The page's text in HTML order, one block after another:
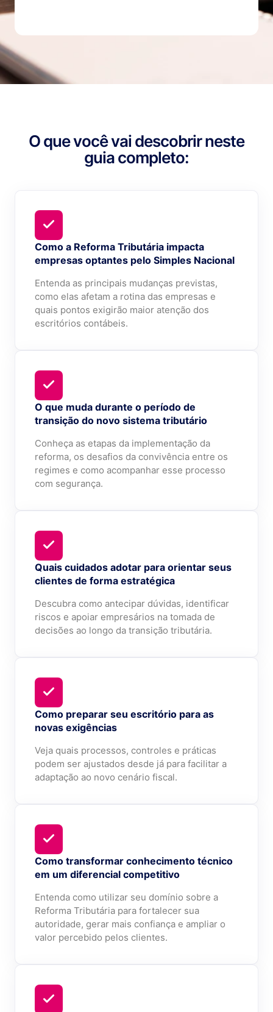
O que você vai descobrir neste
guia completo:
Como a Reforma Tributária impacta
empresas optantes pelo Simples Nacional
Entenda as principais mudanças previstas,
como elas afetam a rotina das empresas e
quais pontos exigirão maior atenção dos
escritórios contábeis.
O que muda durante o período de
transição do novo sistema tributário
Conheça as etapas da implementação da
reforma, os desafios da convivência entre os
regimes e como acompanhar esse processo
com segurança.
Quais cuidados adotar para orientar seus
clientes de forma estratégica
Descubra como antecipar dúvidas, identificar
riscos e apoiar empresários na tomada de
decisões ao longo da transição tributária.
Como preparar seu escritório para as
novas exigências
Veja quais processos, controles e práticas
podem ser ajustados desde já para facilitar a
adaptação ao novo cenário fiscal.
Como transformar conhecimento técnico
em um diferencial competitivo
Entenda como utilizar seu domínio sobre a
Reforma Tributária para fortalecer sua
autoridade, gerar mais confiança e ampliar o
valor percebido pelos clientes.